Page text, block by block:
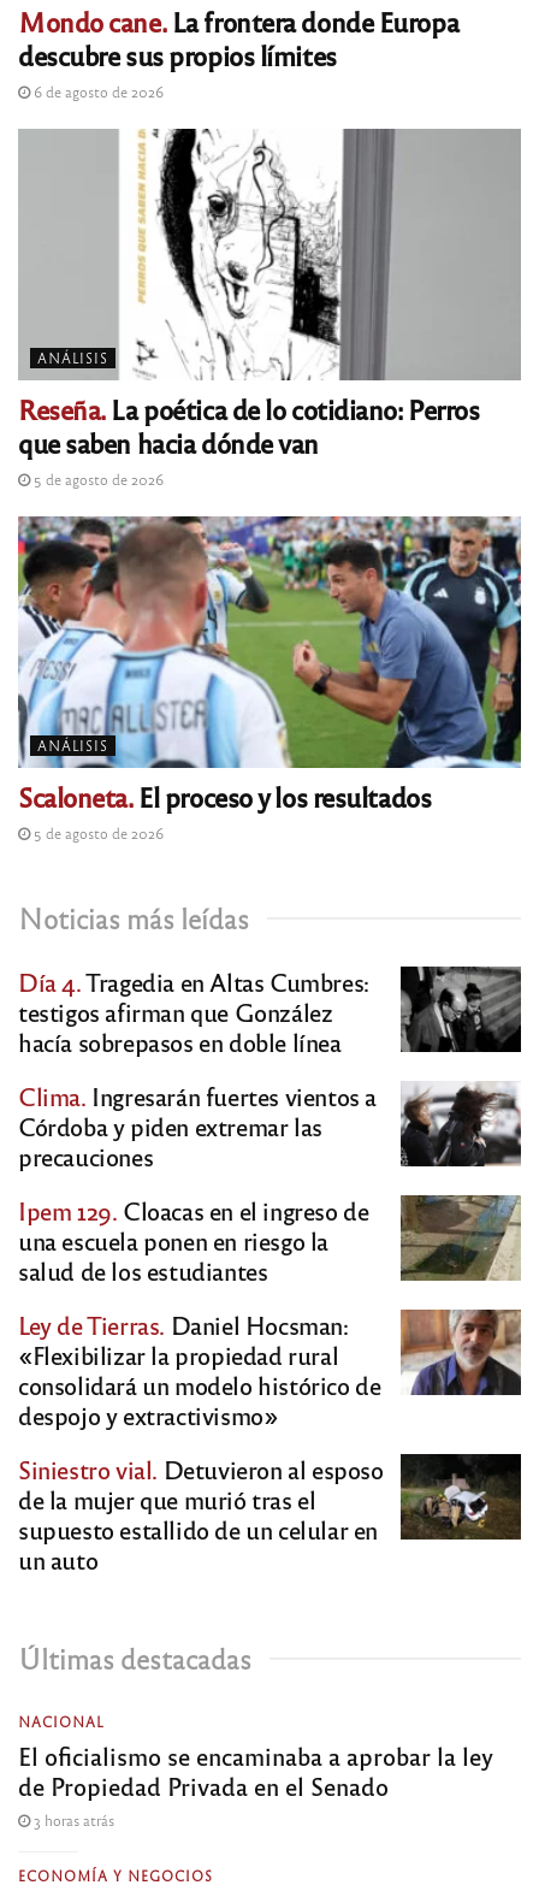
Mondo cane.La frontera donde Europa
descubre sus propios límites
6 de agosto de 2026
ANÁLISIS
Reseña.La poética de lo cotidiano: Perros
que saben hacia dónde van
5 de agosto de 2026
ANÁLISIS
Scaloneta.El proceso y los resultados
5 de agosto de 2026
Noticias más leídas
Día 4.Tragedia en Altas Cumbres:
testigos afirman que González
hacía sobrepasos en doble línea
Clima. Ingresarán fuertes vientos a
Córdoba y piden extremar las
precauciones
Ipem 129. Cloacas en el ingreso de
una escuela ponen en riesgo la
salud de los estudiantes
Ley de Tierras. Daniel Hocsman:
«Flexibilizar la propiedad rural
consolidará un modelo histórico de
despojo y extractivismo»
Siniestro vial. Detuvieron al esposo
de la mujer que murió tras el
supuesto estallido de un celular en
un auto
Últimas destacadas
NACIONAL
El oficialismo se encaminaba a aprobar la ley
de Propiedad Privada en el Senado
3 horas atrás
ECONOMÍA Y NEGOCIOS